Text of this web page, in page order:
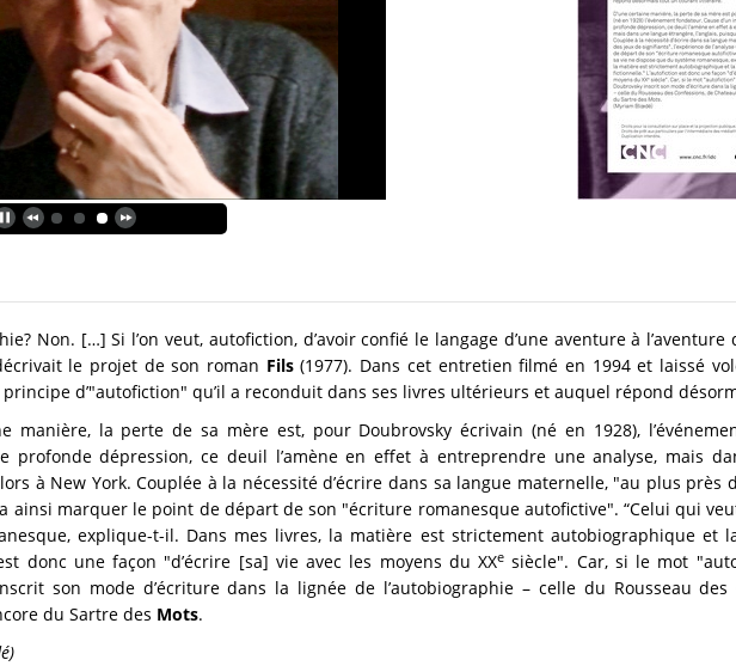
Non. […] Si l’on veut, autofiction, d’avoir confié le langage d’une aventure à
le projet de son roman Fils(1977). Dans cet entretien filmé en 1994 et laissé
d’"autofiction" qu’il a reconduit dans ses livres ultérieurs et auquel répond
manière, la perte de sa mère est, pour Doubrovsky écrivain (né en 1928),
profonde dépression, ce deuil l’amène en effet à entreprendre une analyse, mais
à New York. Couplée à la nécessité d’écrire dans sa langue maternelle, "au plus près
ainsi marquer le point de départ de son "écriture romanesque autofictive". “Celui qui
explique-t-il. Dans mes livres, la matière est strictement autobiographique et
donc une façon "d’écrire [sa] vie avec les moyens du XXe siècle". Car, si le mot
son mode d’écriture dans la lignée de l’autobiographie – celle du Rousseau des
du Sartre des Mots.